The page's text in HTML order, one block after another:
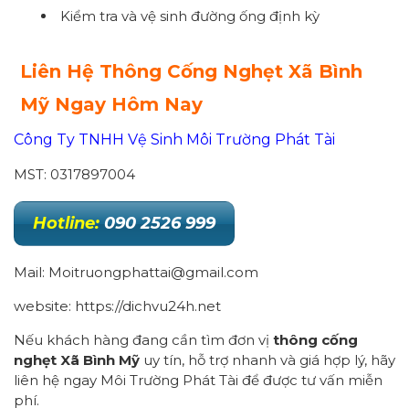
Kiểm tra và vệ sinh đường ống định kỳ
Liên Hệ Thông Cống Nghẹt Xã Bình
Mỹ Ngay Hôm Nay
Công Ty TNHH Vệ Sinh Môi Trường Phát Tài
MST: 0317897004
Hotline: 090 2526 999
Mail: Moitruongphattai@gmail.com
website: https://dichvu24h.net
Nếu khách hàng đang cần tìm đơn vị thông cống
nghẹt Xã Bình Mỹ uy tín, hỗ trợ nhanh và giá hợp lý, hãy
liên hệ ngay Môi Trường Phát Tài để được tư vấn miễn
phí.